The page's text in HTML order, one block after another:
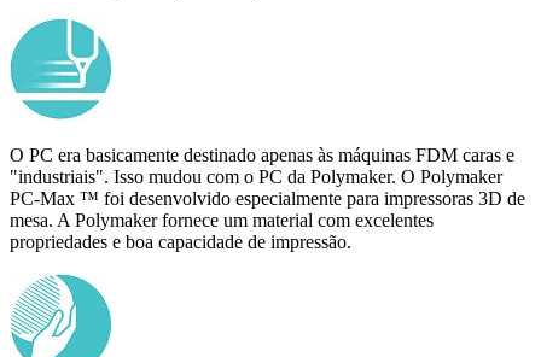
O PC era basicamente destinado apenas às máquinas FDM caras e
"industriais". Isso mudou com o PC da Polymaker. O Polymaker
PC-Max ™ foi desenvolvido especialmente para impressoras 3D de
mesa. A Polymaker fornece um material com excelentes
propriedades e boa capacidade de impressão.